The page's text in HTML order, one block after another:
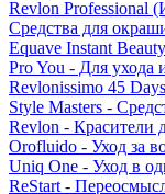
Revlon Professional
Средства для
Equave Instant
Pro You - Для ухода
Revlonissimo 45
Style Masters -
Revlon - Красители
Orofluido - Уход за
Uniq One - Уход в
ReStart -